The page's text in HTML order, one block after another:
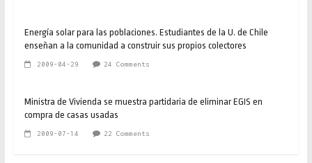
Energía solar para las poblaciones. Estudiantes de la U. de Chile
enseñan a la comunidad a construir sus propios colectores
2009-04-29 24 Comments
Ministra de Vivienda se muestra partidaria de eliminar EGIS en
compra de casas usadas
2009-07-14 22 Comments